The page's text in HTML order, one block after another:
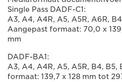
Single Pass DADF-C1:
A3, A4, A4R, A5, A5R, A6R,
Aangepast formaat: 70,0 x
mm
DADF-BA1:
A3, A4, A4R, A5, A5R, B4, B5,
formaat: 139,7 x 128 mm tot